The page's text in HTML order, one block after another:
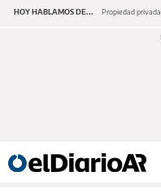
HOY HABLAMOS DE... Propiedad privada